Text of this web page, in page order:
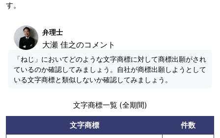
す。
弁理士
大瀬 佳之のコメント
「ねじ」においてどのような文字商標に対して商標出願がされ
ているのか確認してみましょう。自社が商標出願しようとして
いる文字商標と類似しないか確認してみましょう。
文字商標一覧 (全期間)
文字商標
件数